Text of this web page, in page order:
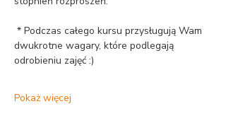
* Podczas całego kursu przysługują Wam
dwukrotne wagary, które podlegają
odrobieniu zajęć :)
Pokaż więcej